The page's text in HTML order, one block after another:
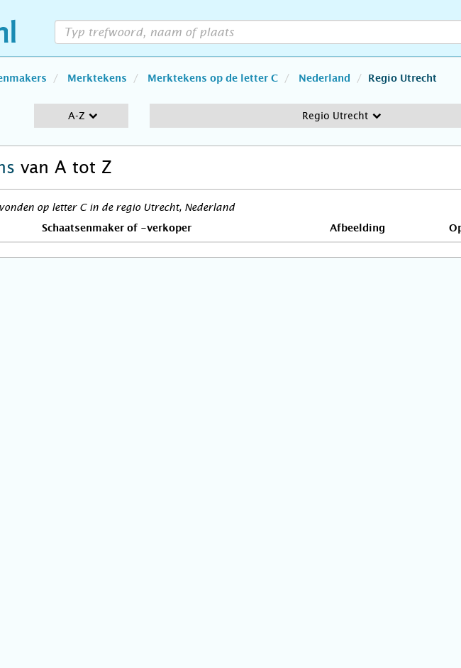
Merktekens Merktekens op de letter C Nederland Regio Utrecht
A-Z Regio Utrecht
van A tot Z
op letter C in de regio Utrecht, Nederland
Schaatsenmaker of -verkoper Afbeelding